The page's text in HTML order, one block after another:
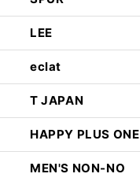
LEE
eclat
T JAPAN
HAPPY PLUS ONE
MEN'S NON-NO